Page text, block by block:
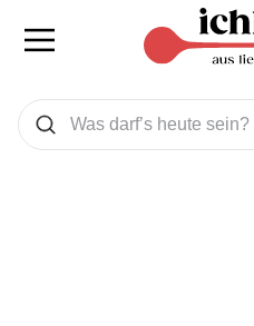
Was wollen Sie suchen
Suchen